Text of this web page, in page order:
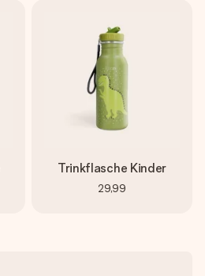
Trinkflasche Kinder
29,99